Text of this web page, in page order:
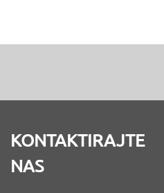
KONTAKTIRAJTE
NAS